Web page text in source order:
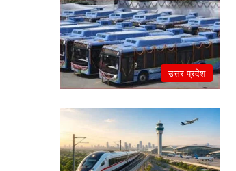
उत्तर प्रदेश